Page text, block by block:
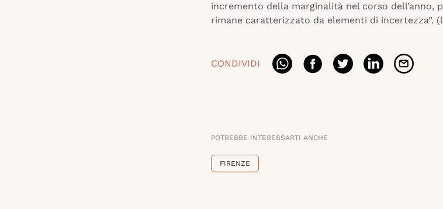
incremento della marginalità nel corso dell’anno,
rimane caratterizzato da elementi di incertezza”.
CONDIVIDI
POTREBBE INTERESSARTI ANCHE
FIRENZE